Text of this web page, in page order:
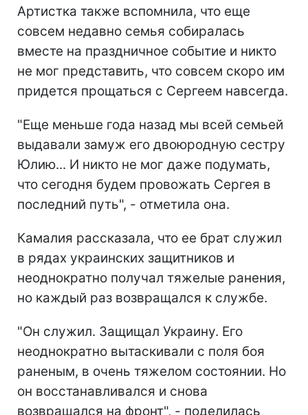
Артистка также вспомнила, что еще
совсем недавно семья собиралась
вместе на праздничное событие и никто
не мог представить, что совсем скоро им
придется прощаться с Сергеем навсегда.
"Еще меньше года назад мы всей семьей
выдавали замуж его двоюродную сестру
Юлию... И никто не мог даже подумать,
что сегодня будем провожать Сергея в
последний путь", - отметила она.
Камалия рассказала, что ее брат служил
в рядах украинских защитников и
неоднократно получал тяжелые ранения,
но каждый раз возвращался к службе.
"Он служил. Защищал Украину. Его
неоднократно вытаскивали с поля боя
раненым, в очень тяжелом состоянии. Но
он восстанавливался и снова
возвращался на фронт", - поделилась